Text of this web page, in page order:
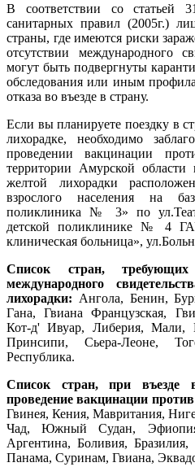
В соответствии со статьей
санитарных правил (2005г.)
страны, где имеются риски
отсутствии международного
могут быть подвергнуты
обследования или иным
отказа во въезде в страну.
Если вы планируете поездку в
лихорадке, необходимо
проведении вакцинации
территории Амурской
желтой лихорадки
взрослого населения на
поликлиника № 3» по
детской поликлинике № 4
клиническая больница»,
Список стран, требующих
международного
лихорадки: Ангола, Бенин,
Гана, Гвиана Французская,
Кот-д' Ивуар, Либерия, Мали,
Принсипи, Сьера-Леоне,
Республика.
Список стран, при въезде
проведение вакцинации
Гвинея, Кения, Мавритания,
Чад, Южный Судан, Эфиопия,
Аргентина, Боливия,
Панама, Суринам, Гвиана,